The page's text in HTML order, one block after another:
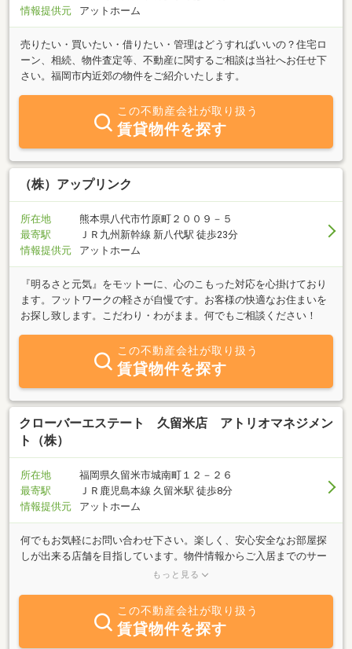
情報提供元
アットホーム
売りたい・買いたい・借りたい・管理はどうすればいいの？住宅ロ
ーン、相続、物件査定等、不動産に関するご相談は当社へお任せ下
さい。福岡市内近郊の物件をご紹介いたします。
この不動産会社が取り扱う
賃貸物件を探す
（株）アップリンク
所在地
熊本県八代市竹原町２００９－５
最寄駅
ＪＲ九州新幹線 新八代駅 徒歩23分
情報提供元
アットホーム
『明るさと元気』をモットーに、心のこもった対応を心掛けており
ます。フットワークの軽さが自慢です。お客様の快適なお住まいを
お探し致します。こだわり・わがまま。何でもご相談ください！
この不動産会社が取り扱う
賃貸物件を探す
クローバーエステート 久留米店 アトリオマネジメン
ト（株）
所在地
福岡県久留米市城南町１２－２６
最寄駅
ＪＲ鹿児島本線 久留米駅 徒歩8分
情報提供元
アットホーム
何でもお気軽にお問い合わせ下さい。楽しく、安心安全なお部屋探
しが出来る店舗を目指しています。物件情報からご入居までのサー
ビスをスタッフ一同、精一杯努めさせて頂きます。★女性スタッフ
ださい。★電話工事完了しました。ご迷惑をおかけしました。★当
事務所ビル駐車場拡張工事(11台を予定）を行います。よろしくお願
もっと見る
この不動産会社が取り扱う
賃貸物件を探す